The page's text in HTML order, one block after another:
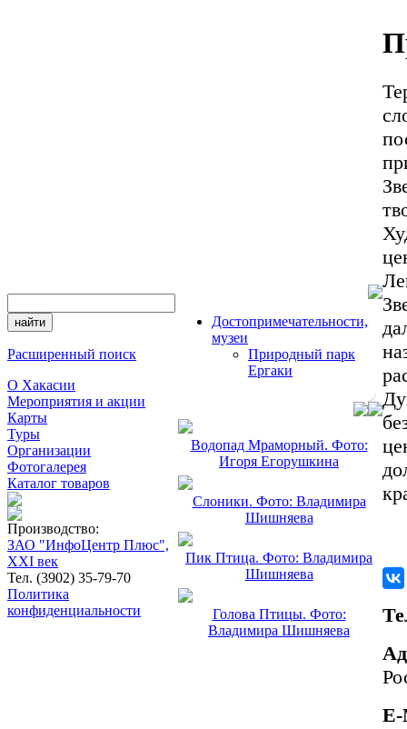
Расширенный поиск
О Хакасии
Мероприятия и акции
Карты
Туры
Организации
Фотогалерея
Каталог товаров
Производство:
ЗАО "ИнфоЦентр Плюс",
XXI век
Тел. (3902) 35-79-70
Политика
конфиденциальности
Достопримечательности,
музеи
Природный парк
Ергаки
Водопад Мраморный. Фото:
Игоря Егорушкина
Слоники. Фото: Владимира
Шишняева
Пик Птица. Фото: Владимира
Шишняева
Голова Птицы. Фото:
Владимира Шишняева